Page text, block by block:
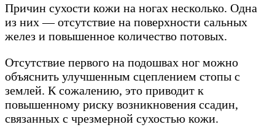
Причин сухости кожи на ногах несколько. Одна
из них — отсутствие на поверхности сальных
желез и повышенное количество потовых.
Отсутствие первого на подошвах ног можно
объяснить улучшенным сцеплением стопы с
землей. К сожалению, это приводит к
повышенному риску возникновения ссадин,
связанных с чрезмерной сухостью кожи.